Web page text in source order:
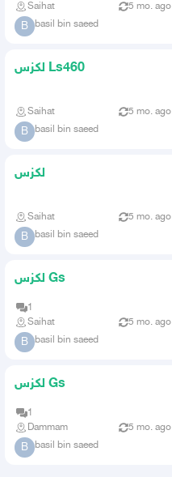
Saihat
5 mo. ago
B basil bin saeed
لكزس Ls460
Saihat 5 mo. ago
B basil bin saeed
لكزس
Saihat 5 mo. ago
B basil bin saeed
لكزس Gs
1
Saihat
5 mo. ago
B basil bin saeed
لكزس Gs
1
Dammam
5 mo. ago
B basil bin saeed